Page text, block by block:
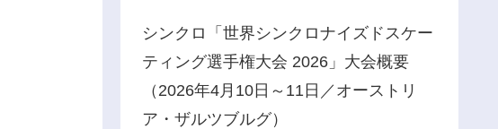
シンクロ「世界シンクロナイズドスケー
ティング選手権大会 2026」大会概要
（2026年4月10日～11日／オーストリ
ア・ザルツブルグ）